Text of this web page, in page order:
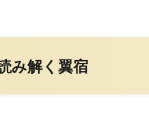
み解く翼宿